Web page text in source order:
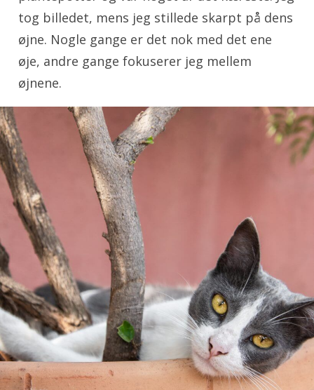
tog billedet, mens jeg stillede skarpt på dens
øjne. Nogle gange er det nok med det ene
øje, andre gange fokuserer jeg mellem
øjnene.